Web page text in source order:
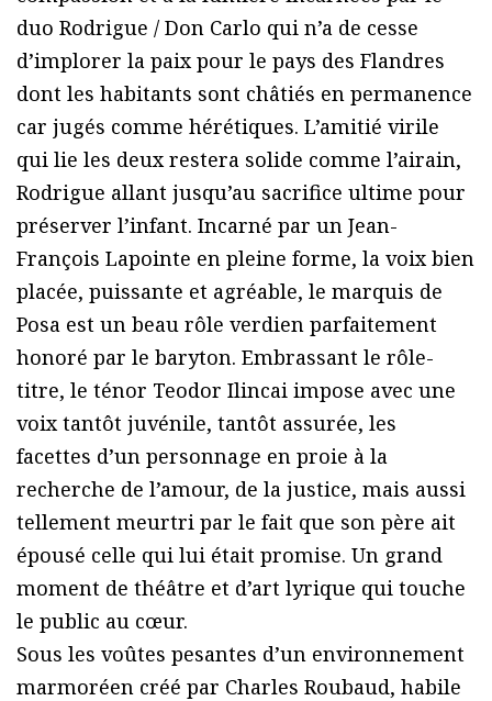
duo Rodrigue / Don Carlo qui n’a de cesse
d’implorer la paix pour le pays des Flandres
dont les habitants sont châtiés en permanence
car jugés comme hérétiques. L’amitié virile
qui lie les deux restera solide comme l’airain,
Rodrigue allant jusqu’au sacrifice ultime pour
préserver l’infant. Incarné par un Jean-
François Lapointe en pleine forme, la voix bien
placée, puissante et agréable, le marquis de
Posa est un beau rôle verdien parfaitement
honoré par le baryton. Embrassant le rôle-
titre, le ténor Teodor Ilincai impose avec une
voix tantôt juvénile, tantôt assurée, les
facettes d’un personnage en proie à la
recherche de l’amour, de la justice, mais aussi
tellement meurtri par le fait que son père ait
épousé celle qui lui était promise. Un grand
moment de théâtre et d’art lyrique qui touche
le public au cœur.
Sous les voûtes pesantes d’un environnement
marmoréen créé par Charles Roubaud, habile